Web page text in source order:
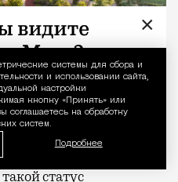
Уведомление
системы для сбора и
и использовании сайта,
настройки
кнопку «Принять» или
соглашаетесь на обработку
систем.
Подробнее
статус
×